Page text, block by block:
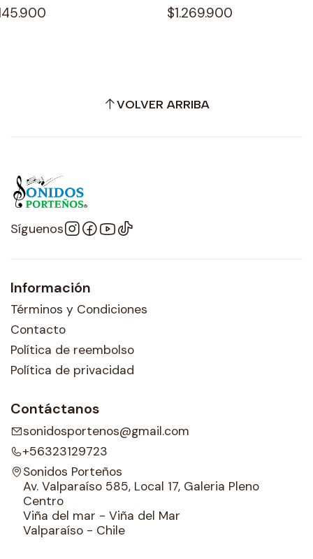
$1.269.900
VOLVER ARRIBA
Síguenos
Información
Términos y Condiciones
Contacto
Política de reembolso
Política de privacidad
Contáctanos
sonidosportenos@gmail.com
+56323129723
Sonidos Porteños
Av. Valparaíso 585, Local 17, Galeria Pleno
Centro
Viña del mar - Viña del Mar
Valparaíso - Chile